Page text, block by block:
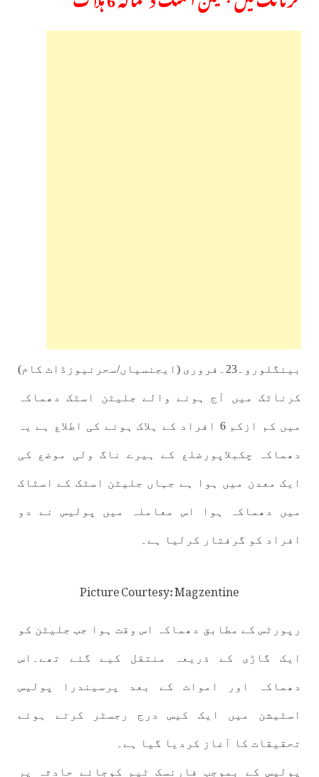
بینگلورو۔23۔فروری (ایجنسیاں/سحرنیوزڈاٹ کام)
کرناٹک میں آج ہونے والے جلیٹن اسٹک دھماکہ
میں کم ازکم 6 افراد کے ہلاک ہونے کی اطلاع ہے یہ
دھماکہ چکبلاپورضلع کے ہیرے ناگ ولی موضع کی
ایک معدن میں ہوا ہے جہاں جلیٹن اسٹک کے اسٹاک
میں دھماکہ ہوا اس معاملہ میں پولیس نے دو
افراد کو گرفتار کرلیا ہے۔
Picture Courtesy: Magzentine
رپورٹس کے مطابق دھماکہ اس وقت ہوا جب جلیٹن کو
ایک گاڑی کے ذریعہ منتقل کیے گئے تھے۔اس
دھماکہ اور اموات کے بعد پرسیندرا پولیس
اسٹیشن میں ایک کیس درج رجسٹر کرتے ہوئے
تحقیقات کا آغاز کردیا گیا ہے۔
پولیس کے بموجب فارنسک ٹیم کوجائے حادثہ پر